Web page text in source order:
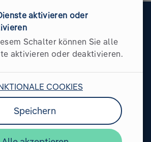
MAIN PARTNER
aktivieren oder
Schalter können Sie alle
aktivieren oder deaktivieren.
COOKIES
Speichern